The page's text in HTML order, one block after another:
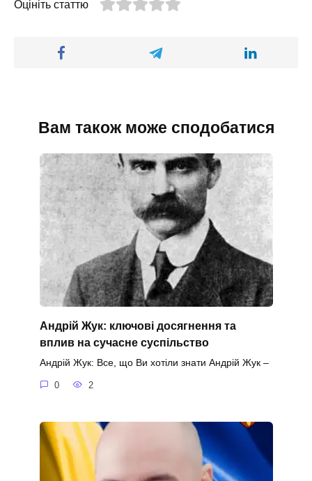
Оцініть статтю
Вам також може сподобатися
Андрій Жук: ключові досягнення та
вплив на сучасне суспільство
Андрій Жук: Все, що Ви хотіли знати Андрій Жук –
0 2